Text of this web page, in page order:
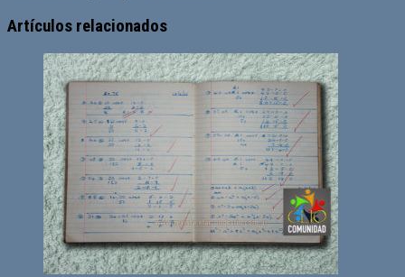
web
Artículos relacionados